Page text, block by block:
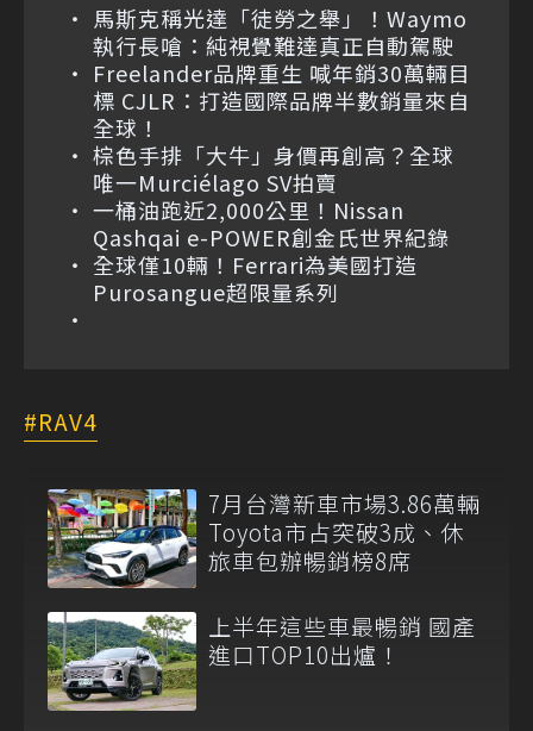
馬斯克稱光達「徒勞之舉」！Waymo
執行長嗆：純視覺難達真正自動駕駛
Freelander品牌重生 喊年銷30萬輛目
標 CJLR：打造國際品牌半數銷量來自
全球！
棕色手排「大牛」身價再創高？全球
唯一Murciélago SV拍賣
一桶油跑近2,000公里！Nissan
Qashqai e-POWER創金氏世界紀錄
全球僅10輛！Ferrari為美國打造
Purosangue超限量系列
RAV4
7月台灣新車市場3.86萬輛
Toyota市占突破3成、休
旅車包辦暢銷榜8席
上半年這些車最暢銷 國產
進口TOP10出爐！